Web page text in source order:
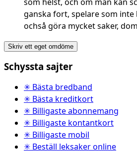
ganska fort, spelare som
ochså göra mycket saker,
Skriv ett eget omdöme
Schyssta sajter
✳ Bästa bredband
✳ Bästa kreditkort
✳ Billigaste abonnemang
✳ Billigaste kontantkort
✳ Billigaste mobil
✳ Beställ leksaker online